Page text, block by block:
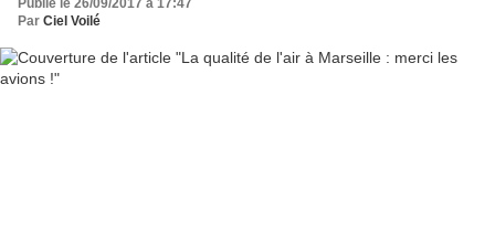
Publié le 26/09/2017 à 17:47
Par Ciel Voilé